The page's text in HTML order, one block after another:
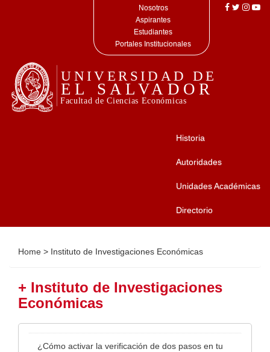
Nosotros
Aspirantes
Estudiantes
Portales Institucionales
Historia
Autoridades
Unidades Académicas
Directorio
Home > Instituto de Investigaciones Económicas
+ Instituto de Investigaciones
Económicas
¿Cómo activar la verificación de dos pasos en tu